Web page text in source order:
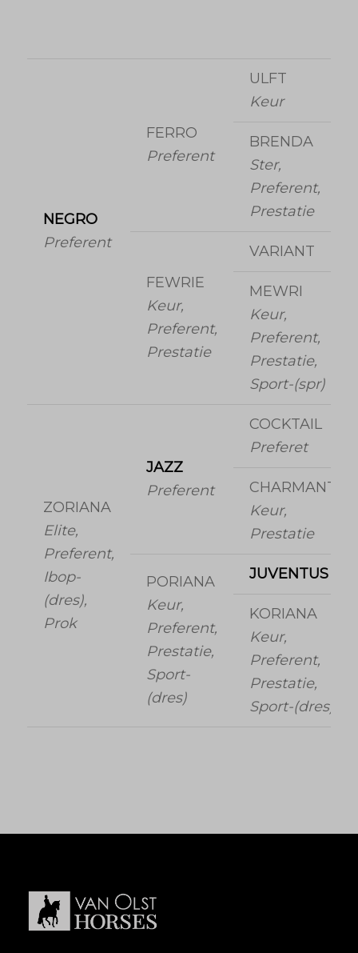
NEGRO
Preferent
FERRO
Preferent
ULFT
Keur
BRENDA
Ster,
Preferent,
Prestatie
FEWRIE
Keur,
Preferent,
Prestatie
VARIANT
MEWRI
Keur,
Preferent,
Prestatie,
Sport-(spr)
ZORIANA
Elite,
Preferent,
Ibop-
(dres),
Prok
JAZZ
Preferent
COCKTAIL
Preferet
CHARMANTE
Keur,
Prestatie
PORIANA
Keur,
Preferent,
Prestatie,
Sport-
(dres)
JUVENTUS
KORIANA
Keur,
Preferent,
Prestatie,
Sport-(dres)